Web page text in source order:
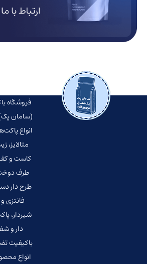
فروشگاه
(سامان پک)
انواع
متالایز،
کاست و
طرف
طرح دار
فانتزی
شیردار،
دار و
باکیفیت
انواع